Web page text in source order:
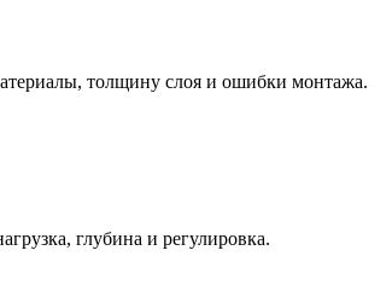
толщину слоя и ошибки монтажа.
глубина и регулировка.